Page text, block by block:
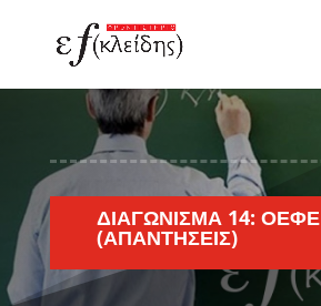
ΔΙΑΓΏΝΙΣΜΑ 14: ΟΕΦΕ
(ΑΠΑΝΤΉΣΕΙΣ)